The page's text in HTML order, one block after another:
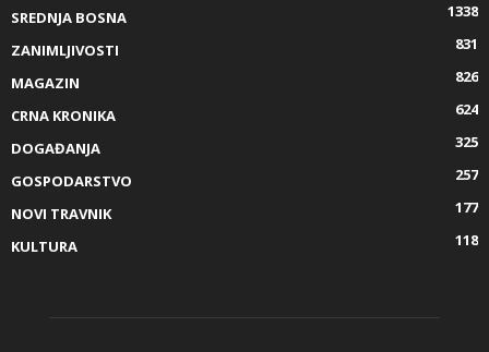
SREDNJA BOSNA
1338
ZANIMLJIVOSTI
831
MAGAZIN
826
CRNA KRONIKA
624
DOGAĐANJA
325
GOSPODARSTVO
257
NOVI TRAVNIK
177
KULTURA
118